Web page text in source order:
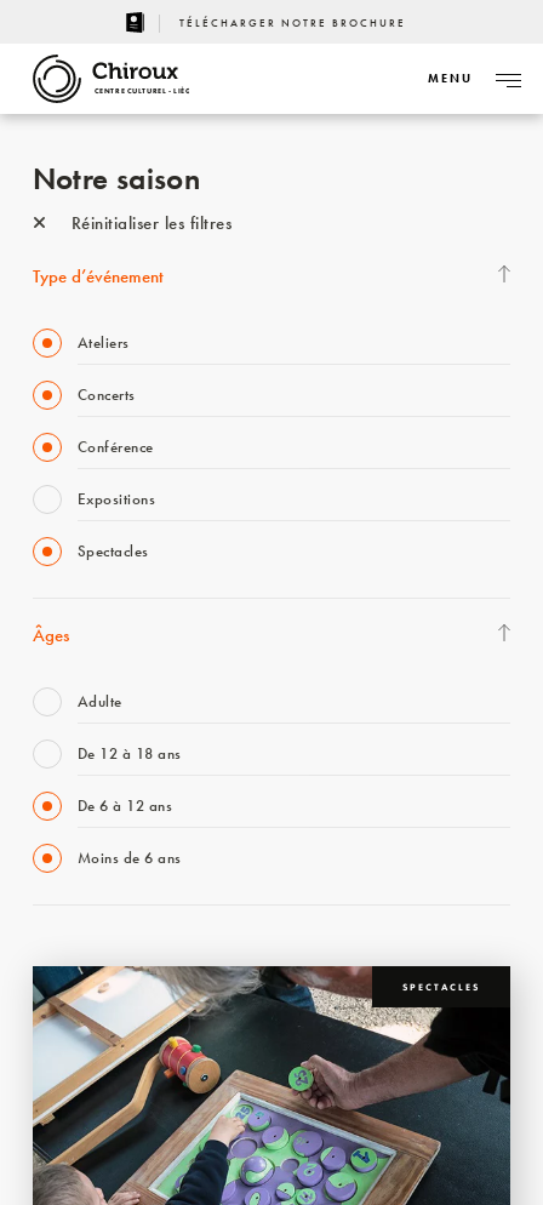
TÉLÉCHARGER NOTRE BROCHURE
CENTRE CULTUREL - LIÈGE
MENU
Notre saison
Réinitialiser les filtres
Type d’événement
Ateliers
Concerts
Conférence
Expositions
Spectacles
Âges
Adulte
De 12 à 18 ans
De 6 à 12 ans
Moins de 6 ans
SPECTACLES